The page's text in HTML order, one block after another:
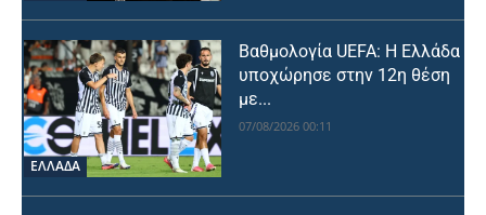
ΕΛΛΑΔΑ
Βαθμολογία UEFA: Η Ελλάδα
υποχώρησε στην 12η θέση
με...
07/08/2026 00:11